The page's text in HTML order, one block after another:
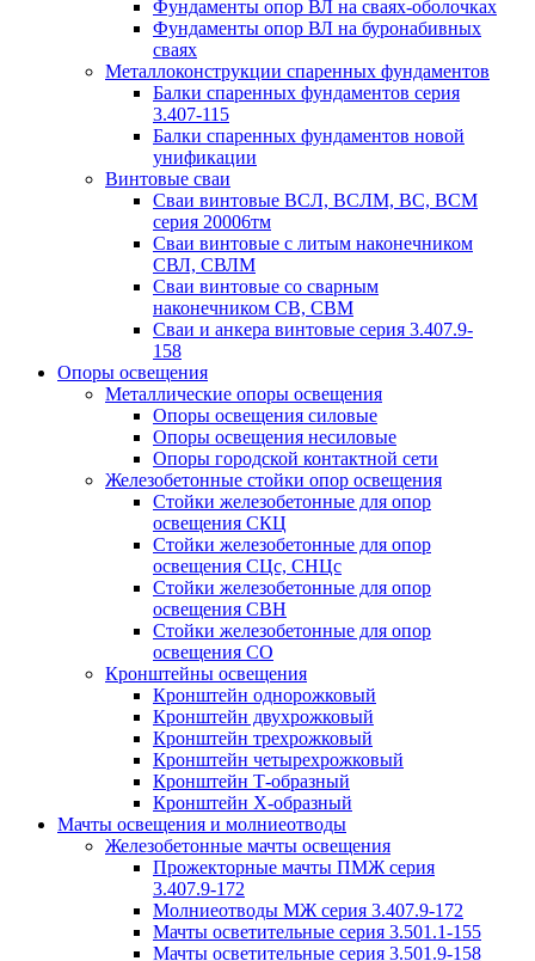
Фундаменты опор ВЛ на сваях-оболочках
Фундаменты опор ВЛ на буронабивных
сваях
Металлоконструкции спаренных фундаментов
Балки спаренных фундаментов серия
3.407-115
Балки спаренных фундаментов новой
унификации
Винтовые сваи
Сваи винтовые ВСЛ, ВСЛМ, ВС, ВСМ
серия 20006тм
Сваи винтовые с литым наконечником
СВЛ, СВЛМ
Сваи винтовые со сварным
наконечником СВ, СВМ
Сваи и анкера винтовые серия 3.407.9-
158
Опоры освещения
Металлические опоры освещения
Опоры освещения силовые
Опоры освещения несиловые
Опоры городской контактной сети
Железобетонные стойки опор освещения
Стойки железобетонные для опор
освещения СКЦ
Стойки железобетонные для опор
освещения СЦс, СНЦс
Стойки железобетонные для опор
освещения СВН
Стойки железобетонные для опор
освещения СО
Кронштейны освещения
Кронштейн однорожковый
Кронштейн двухрожковый
Кронштейн трехрожковый
Кронштейн четырехрожковый
Кронштейн Т-образный
Кронштейн Х-образный
Мачты освещения и молниеотводы
Железобетонные мачты освещения
Прожекторные мачты ПМЖ серия
3.407.9-172
Молниеотводы МЖ серия 3.407.9-172
Мачты осветительные серия 3.501.1-155
Мачты осветительные серия 3.501.9-158